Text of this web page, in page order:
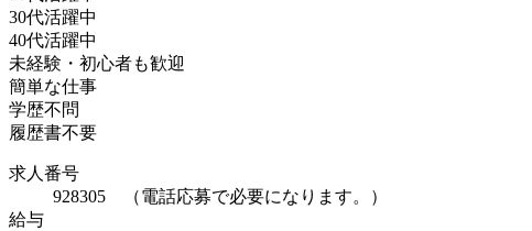
30代活躍中
40代活躍中
未経験・初心者も歓迎
簡単な仕事
学歴不問
履歴書不要
求人番号
928305 （電話応募で必要になります。）
給与